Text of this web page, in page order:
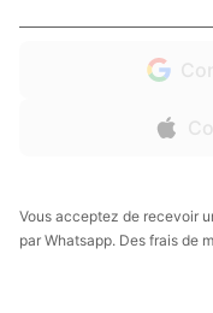
Vous acceptez de recevoir
par Whatsapp. Des frais de